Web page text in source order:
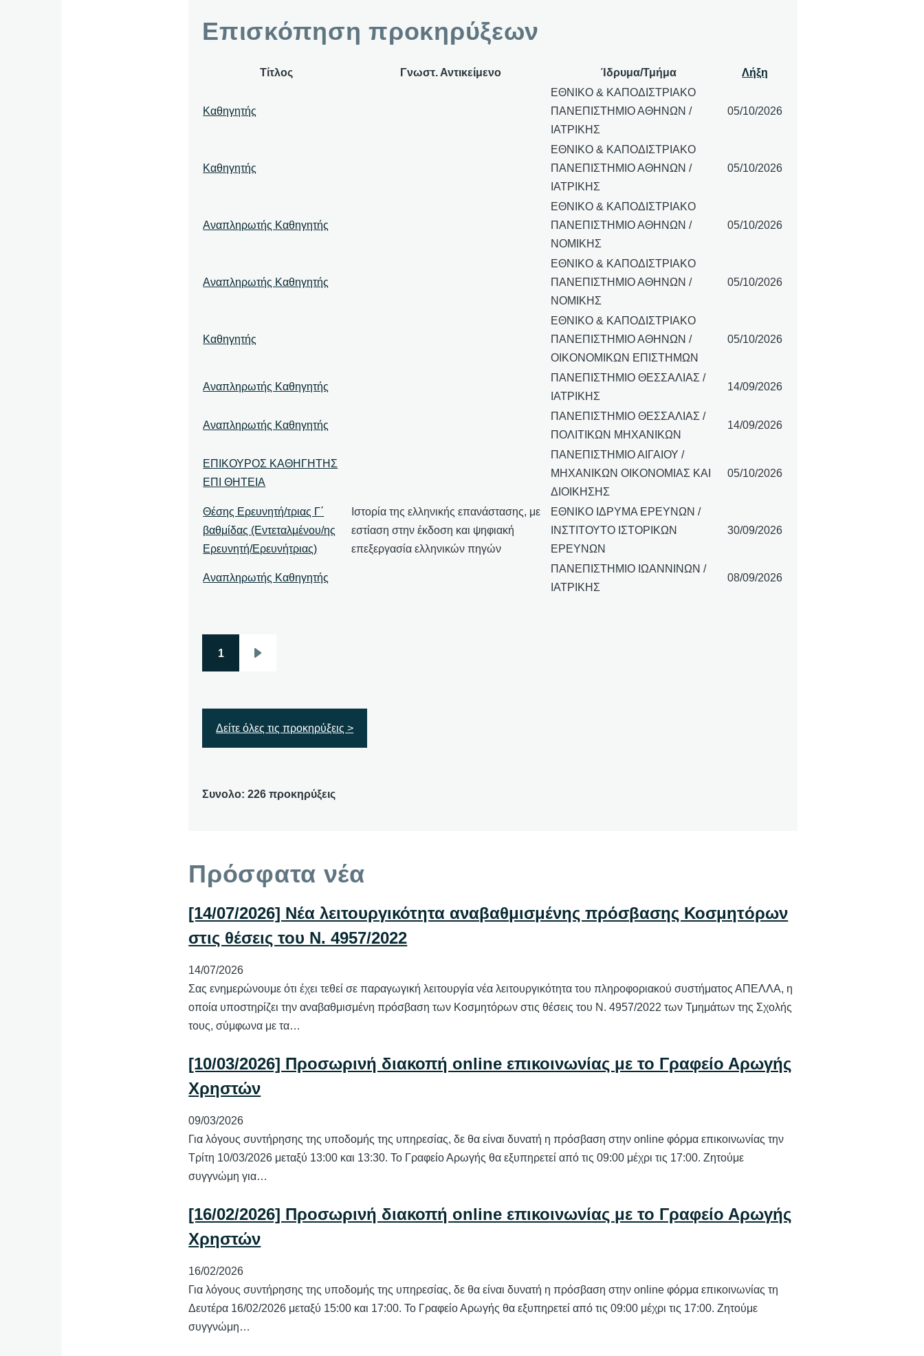
Επισκόπηση προκηρύξεων
Τίτλος Γνωστ. Αντικείμενο Ίδρυμα/Τμήμα Λήξη
Καθηγητής
ΕΘΝΙΚΟ & ΚΑΠΟΔΙΣΤΡΙΑΚΟ
ΠΑΝΕΠΙΣΤΗΜΙΟ ΑΘΗΝΩΝ /
ΙΑΤΡΙΚΗΣ
05/10/2026
Καθηγητής
ΕΘΝΙΚΟ & ΚΑΠΟΔΙΣΤΡΙΑΚΟ
ΠΑΝΕΠΙΣΤΗΜΙΟ ΑΘΗΝΩΝ /
ΙΑΤΡΙΚΗΣ
05/10/2026
Αναπληρωτής Καθηγητής
ΕΘΝΙΚΟ & ΚΑΠΟΔΙΣΤΡΙΑΚΟ
ΠΑΝΕΠΙΣΤΗΜΙΟ ΑΘΗΝΩΝ /
ΝΟΜΙΚΗΣ
05/10/2026
Αναπληρωτής Καθηγητής
ΕΘΝΙΚΟ & ΚΑΠΟΔΙΣΤΡΙΑΚΟ
ΠΑΝΕΠΙΣΤΗΜΙΟ ΑΘΗΝΩΝ /
ΝΟΜΙΚΗΣ
05/10/2026
Καθηγητής
ΕΘΝΙΚΟ & ΚΑΠΟΔΙΣΤΡΙΑΚΟ
ΠΑΝΕΠΙΣΤΗΜΙΟ ΑΘΗΝΩΝ /
ΟΙΚΟΝΟΜΙΚΩΝ ΕΠΙΣΤΗΜΩΝ
05/10/2026
Αναπληρωτής Καθηγητής
ΠΑΝΕΠΙΣΤΗΜΙΟ ΘΕΣΣΑΛΙΑΣ /
ΙΑΤΡΙΚΗΣ
14/09/2026
Αναπληρωτής Καθηγητής
ΠΑΝΕΠΙΣΤΗΜΙΟ ΘΕΣΣΑΛΙΑΣ /
ΠΟΛΙΤΙΚΩΝ ΜΗΧΑΝΙΚΩΝ
14/09/2026
ΕΠΙΚΟΥΡΟΣ ΚΑΘΗΓΗΤΗΣ
ΕΠΙ ΘΗΤΕΙΑ
ΠΑΝΕΠΙΣΤΗΜΙΟ ΑΙΓΑΙΟΥ /
ΜΗΧΑΝΙΚΩΝ ΟΙΚΟΝΟΜΙΑΣ ΚΑΙ
ΔΙΟΙΚΗΣΗΣ
05/10/2026
Θέσης Ερευνητή/τριας Γ΄
βαθμίδας (Εντεταλμένου/ης
Ερευνητή/Ερευνήτριας)
Ιστορία της ελληνικής επανάστασης, με
εστίαση στην έκδοση και ψηφιακή
επεξεργασία ελληνικών πηγών
ΕΘΝΙΚΟ ΙΔΡΥΜΑ ΕΡΕΥΝΩΝ /
ΙΝΣΤΙΤΟΥΤΟ ΙΣΤΟΡΙΚΩΝ
ΕΡΕΥΝΩΝ
30/09/2026
Αναπληρωτής Καθηγητής
ΠΑΝΕΠΙΣΤΗΜΙΟ ΙΩΑΝΝΙΝΩΝ /
ΙΑΤΡΙΚΗΣ
08/09/2026
Σελιδοποίηση
1
Δείτε όλες τις προκηρύξεις >
Συνολο: 226 προκηρύξεις
Πρόσφατα νέα
[14/07/2026] Νέα λειτουργικότητα αναβαθμισμένης πρόσβασης Κοσμητόρων
στις θέσεις του Ν. 4957/2022
14/07/2026
Σας ενημερώνουμε ότι έχει τεθεί σε παραγωγική λειτουργία νέα λειτουργικότητα του πληροφοριακού συστήματος ΑΠΕΛΛΑ, η
οποία υποστηρίζει την αναβαθμισμένη πρόσβαση των Κοσμητόρων στις θέσεις του Ν. 4957/2022 των Τμημάτων της Σχολής
τους, σύμφωνα με τα…
[10/03/2026] Προσωρινή διακοπή online επικοινωνίας με το Γραφείο Αρωγής
Χρηστών
09/03/2026
Για λόγους συντήρησης της υποδομής της υπηρεσίας, δε θα είναι δυνατή η πρόσβαση στην online φόρμα επικοινωνίας την
Τρίτη 10/03/2026 μεταξύ 13:00 και 13:30. Το Γραφείο Αρωγής θα εξυπηρετεί από τις 09:00 μέχρι τις 17:00. Ζητούμε
συγγνώμη για…
[16/02/2026] Προσωρινή διακοπή online επικοινωνίας με το Γραφείο Αρωγής
Χρηστών
16/02/2026
Για λόγους συντήρησης της υποδομής της υπηρεσίας, δε θα είναι δυνατή η πρόσβαση στην online φόρμα επικοινωνίας τη
Δευτέρα 16/02/2026 μεταξύ 15:00 και 17:00. Το Γραφείο Αρωγής θα εξυπηρετεί από τις 09:00 μέχρι τις 17:00. Ζητούμε
συγγνώμη…